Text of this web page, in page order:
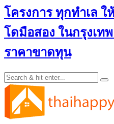
โครงการ ทุกทำเล
โดมือสอง ในกรุงเท
ราคาขาดทุน